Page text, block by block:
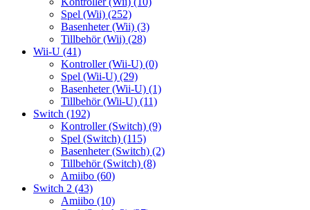
Spel (Wii) (252)
Basenheter (Wii) (3)
Tillbehör (Wii) (28)
Wii-U (41)
Kontroller (Wii-U) (0)
Spel (Wii-U) (29)
Basenheter (Wii-U) (1)
Tillbehör (Wii-U) (11)
Switch (192)
Kontroller (Switch) (9)
Spel (Switch) (115)
Basenheter (Switch) (2)
Tillbehör (Switch) (8)
Amiibo (60)
Switch 2 (43)
Amiibo (10)